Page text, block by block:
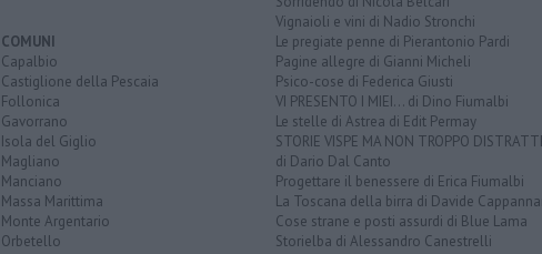
COMUNI
Capalbio
Castiglione della Pescaia
Follonica
Gavorrano
Isola del Giglio
Magliano
Manciano
Massa Marittima
Monte Argentario
Orbetello
Vignaioli e vini di Nadio Stronchi
Le pregiate penne di Pierantonio Pardi
Pagine allegre di Gianni Micheli
Psico-cose di Federica Giusti
VI PRESENTO I MIEI... di Dino Fiumalbi
Le stelle di Astrea di Edit Permay
STORIE VISPE MA NON TROPPO
di Dario Dal Canto
Progettare il benessere di Erica Fiumalbi
La Toscana della birra di Davide
Cose strane e posti assurdi di Blue Lama
Storielba di Alessandro Canestrelli